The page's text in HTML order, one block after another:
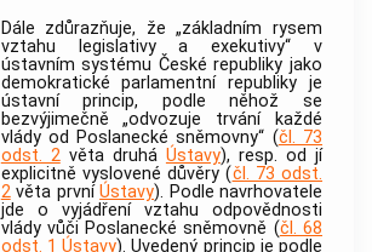
Dále zdůrazňuje, že „základním rysem
vztahu legislativy a exekutivy“ v
ústavním systému České republiky jako
demokratické parlamentní republiky je
ústavní princip, podle něhož se
bezvýjimečně „odvozuje trvání každé
vlády od Poslanecké sněmovny“ (čl. 73
odst. 2věta druhá Ústavy), resp. od jí
explicitně vyslovené důvěry (čl. 73 odst.
2věta prvníÚstavy). Podle navrhovatele
jde o vyjádření vztahu odpovědnosti
vlády vůči Poslanecké sněmovně (čl. 68
odst. 1 Ústavy). Uvedený princip je podle